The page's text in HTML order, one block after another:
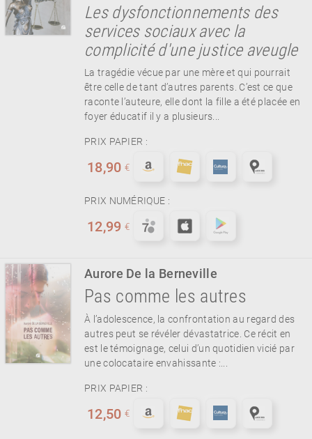
Les dysfonctionnements des
services sociaux avec la
complicité d'une justice aveugle
La tragédie vécue par une mère et qui pourrait
être celle de tant d’autres parents. C’est ce que
raconte l’auteure, elle dont la fille a été placée en
foyer éducatif il y a plusieurs...
PRIX PAPIER :
18,90 €
PRIX NUMÉRIQUE :
12,99 €
Aurore De la Berneville
Pas comme les autres
À l’adolescence, la confrontation au regard des
autres peut se révéler dévastatrice. Ce récit en
est le témoignage, celui d’un quotidien vicié par
une colocataire envahissante :...
PRIX PAPIER :
12,50 €